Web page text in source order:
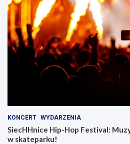
KONCERT WYDARZENIA
SiecHHnice Hip-Hop Festival:
w skateparku!